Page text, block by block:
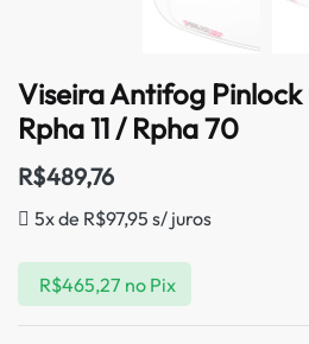
Viseira Antifog
Rpha 11 / Rpha 70
R$489,76
5x de R$97,95 s/ juros
R$465,27 no Pix